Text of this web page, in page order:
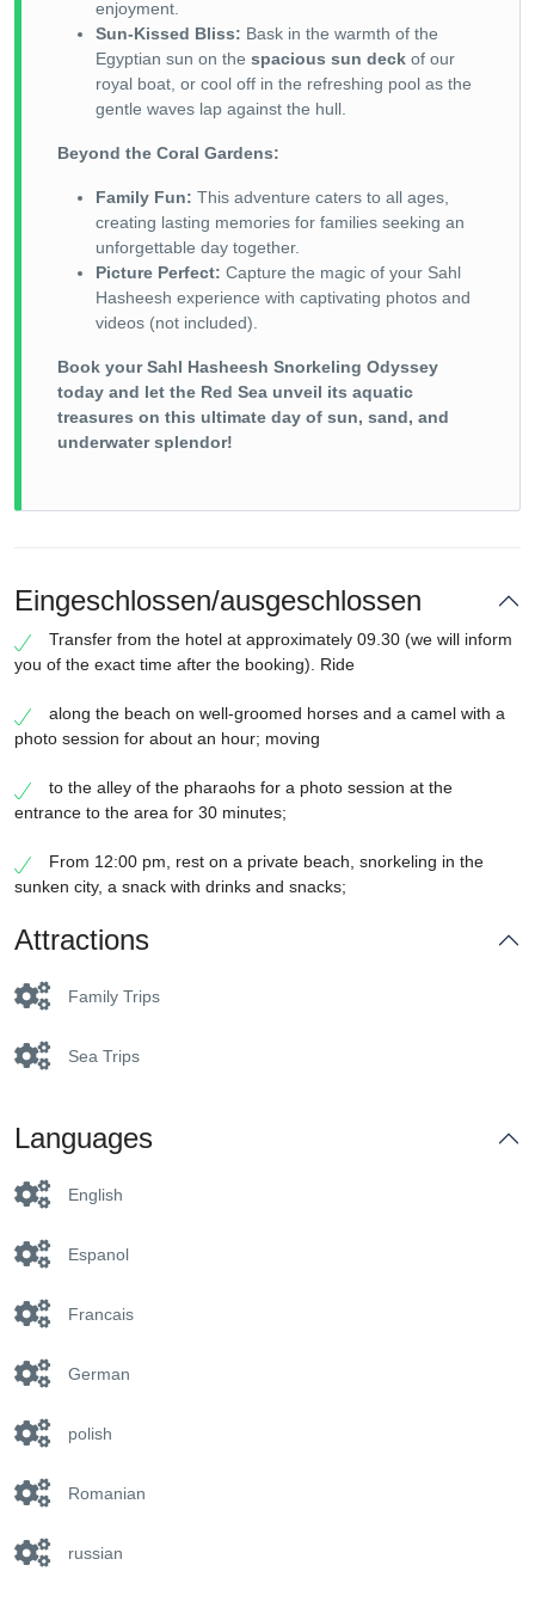
enjoyment.
Sun-Kissed Bliss: Bask in the warmth of the
Egyptian sun on the spacious sun deck of our
royal boat, or cool off in the refreshing pool as the
gentle waves lap against the hull.
Beyond the Coral Gardens:
Family Fun: This adventure caters to all ages,
creating lasting memories for families seeking an
unforgettable day together.
Picture Perfect: Capture the magic of your Sahl
Hasheesh experience with captivating photos and
videos (not included).
Book your Sahl Hasheesh Snorkeling Odyssey
today and let the Red Sea unveil its aquatic
treasures on this ultimate day of sun, sand, and
underwater splendor!
Eingeschlossen/ausgeschlossen
Transfer from the hotel at approximately 09.30 (we will inform
you of the exact time after the booking). Ride
along the beach on well-groomed horses and a camel with a
photo session for about an hour; moving
to the alley of the pharaohs for a photo session at the
entrance to the area for 30 minutes;
From 12:00 pm, rest on a private beach, snorkeling in the
sunken city, a snack with drinks and snacks;
Attractions
Family Trips
Sea Trips
Languages
English
Espanol
Francais
German
polish
Romanian
russian